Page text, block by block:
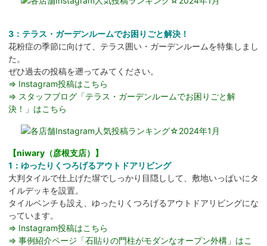
3：テラス・ガーデンルームでお困りごと解決！
花粉症の季節に向けて、テラス囲い・ガーデンルームを特集しまし
た。
ぜひ過去の投稿を遡ってみてください。
⇒ Instagram投稿はこちら
⇒ スタッフブログ「テラス・ガーデンルームでお困りごと解
決！」はこちら
【niwary（彦根支店）】
1：ゆったりくつろげるアウトドアリビング
大判タイルで仕上げた塀でしっかり目隠しして、敷地いっぱいにタ
イルデッキを設置。
タイルベンチも設え、ゆったりくつろげるアウトドアリビングにな
っています。
⇒ Instagram投稿はこちら
⇒ 事例紹介ページ「石貼りの門柱がモダンなオープン外構」はこ